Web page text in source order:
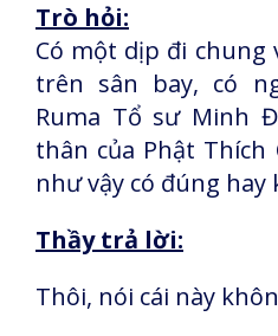
Trò hỏi:
Có một dịp đi chung
trên sân bay, có
Ruma Tổ sư Minh
thân của Phật Thích
như vậy có đúng hay
Thầy trả lời:
Thôi, nói cái này